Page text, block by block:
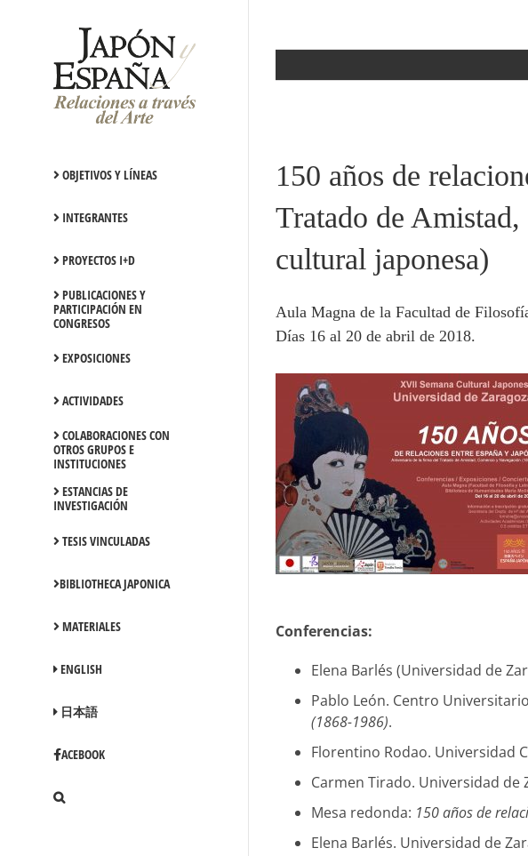
OBJETIVOS Y LÍNEAS
INTEGRANTES
PROYECTOS I+D
PUBLICACIONES Y
PARTICIPACIÓN EN
CONGRESOS
EXPOSICIONES
ACTIVIDADES
COLABORACIONES CON
OTROS GRUPOS E
INSTITUCIONES
ESTANCIAS DE
INVESTIGACIÓN
TESIS VINCULADAS
BIBLIOTHECA JAPONICA
MATERIALES
ENGLISH
日本語
ACEBOOK
150 años de
Tratado de
cultural japonesa)
Aula Magna de la Facultad de
Días 16 al 20 de abril de 2018.
Conferencias:
Elena Barlés (Universidad de
Pablo León. Centro
(1868-1986).
Florentino Rodao. Universidad
Carmen Tirado. Universidad de
Mesa redonda: 150 años de
Elena Barlés. Universidad de